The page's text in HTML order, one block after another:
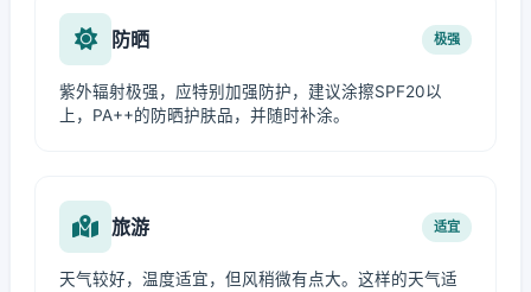
防晒 极强
紫外辐射极强，应特别加强防护，建议涂擦SPF20以
上，PA++的防晒护肤品，并随时补涂。
旅游 适宜
天气较好，温度适宜，但风稍微有点大。这样的天气适